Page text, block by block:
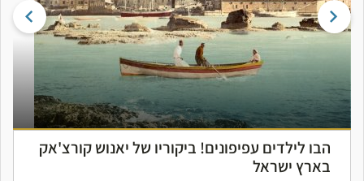
הבו לילדים עפיפונים! ביקוריו של יאנוש קורצ'אק
בארץ ישראל